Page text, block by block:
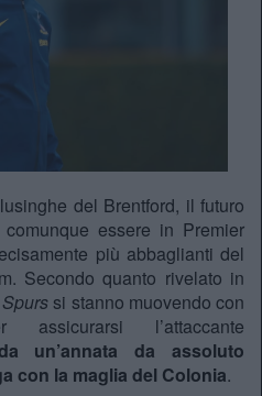
del Brentford, il futuro
comunque essere in Premier
più abbaglianti del
Secondo quanto rivelato in
Spurs si stanno muovendo con
l’attaccante
un’annata da assoluto
con la maglia del Colonia.